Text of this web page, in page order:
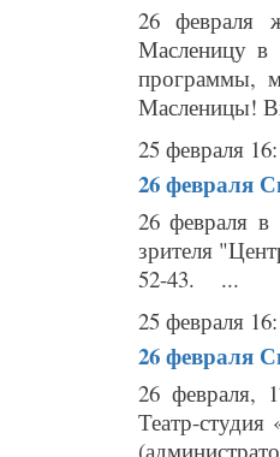
26 февраля
Масленицу в
программы,
25 февраля
26 февраля
26 февраля
зрителя
52-43. ...
25 февраля
26 февраля
26 февраля,
Театр-